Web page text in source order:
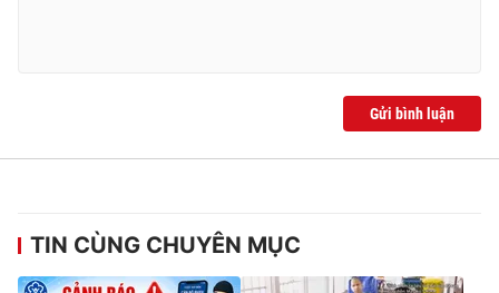
Gửi bình luận
TIN CÙNG CHUYÊN MỤC